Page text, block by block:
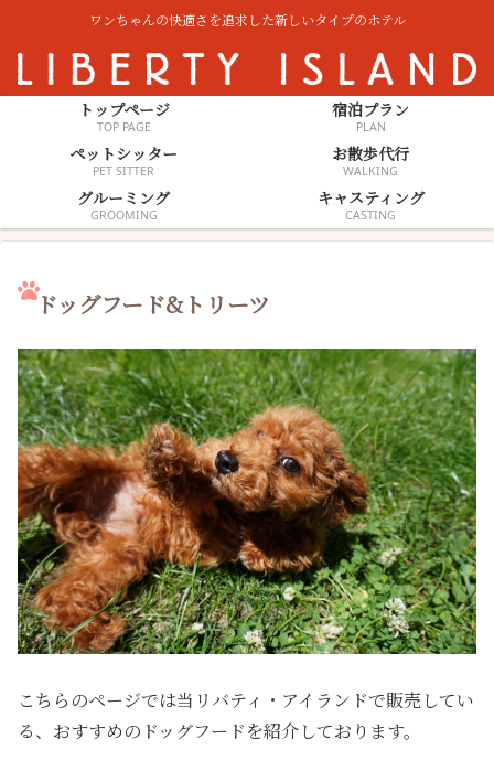
ワンちゃんの快適さを追求した新しいタイプのホテル
トップページ
TOP PAGE
宿泊プラン
PLAN
ペットシッター
PET SITTER
お散歩代行
WALKING
グルーミング
GROOMING
キャスティング
CASTING
ドッグフード&トリーツ
こちらのページでは当リバティ・アイランドで販売してい
る、おすすめのドッグフードを紹介しております。